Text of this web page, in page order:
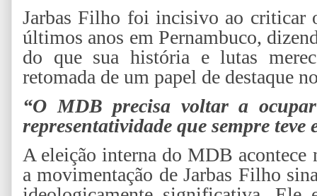
Jarbas Filho foi incisivo ao criticar
últimos anos em Pernambuco,
do que sua história e lutas
retomada de um papel de destaque
“O MDB precisa voltar a
representatividade que sempre teve
A eleição interna do MDB
a movimentação de Jarbas Filho